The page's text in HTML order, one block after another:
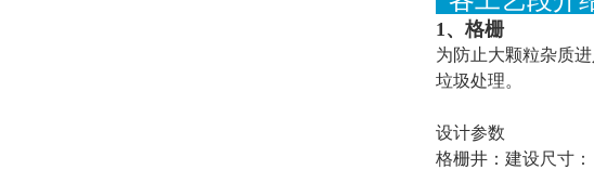
1、格栅
为防止大颗粒杂质
垃圾处理。
设计参数
格栅井：建设尺寸